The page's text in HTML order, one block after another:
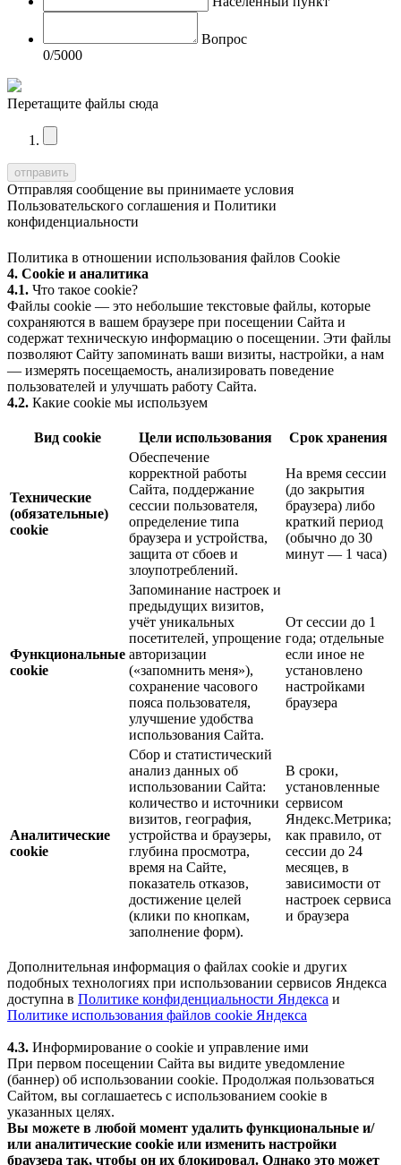
Вопрос
0/5000
Перетащите файлы сюда
Отправляя сообщение вы принимаете условия
Пользовательского соглашения и Политики
конфиденциальности
Политика в отношении использования файлов Cookie
4. Cookie и аналитика
4.1. Что такое cookie?
Файлы cookie — это небольшие текстовые файлы, которые
сохраняются в вашем браузере при посещении Сайта и
содержат техническую информацию о посещении. Эти файлы
позволяют Сайту запоминать ваши визиты, настройки, а нам
— измерять посещаемость, анализировать поведение
пользователей и улучшать работу Сайта.
4.2. Какие cookie мы используем
Вид cookie Цели использования Срок хранения
Технические
(обязательные)
cookie
Обеспечение
корректной работы
Сайта, поддержание
сессии пользователя,
определение типа
браузера и устройства,
защита от сбоев и
злоупотреблений.
На время сессии
(до закрытия
браузера) либо
краткий период
(обычно до 30
минут — 1 часа)
Функциональные
cookie
Запоминание настроек и
предыдущих визитов,
учёт уникальных
посетителей, упрощение
авторизации
(«запомнить меня»),
сохранение часового
пояса пользователя,
улучшение удобства
использования Сайта.
От сессии до 1
года; отдельные
если иное не
установлено
настройками
браузера
Аналитические
cookie
Сбор и статистический
анализ данных об
использовании Сайта:
количество и источники
визитов, география,
устройства и браузеры,
глубина просмотра,
время на Сайте,
показатель отказов,
достижение целей
(клики по кнопкам,
заполнение форм).
В сроки,
установленные
сервисом
Яндекс.Метрика;
как правило, от
сессии до 24
месяцев, в
зависимости от
настроек сервиса
и браузера
Дополнительная информация о файлах cookie и других
подобных технологиях при использовании сервисов Яндекса
доступна в Политике конфиденциальности Яндекса и
Политике использования файлов cookie Яндекса
4.3. Информирование о cookie и управление ими
При первом посещении Сайта вы видите уведомление
(баннер) об использовании cookie. Продолжая пользоваться
Сайтом, вы соглашаетесь с использованием cookie в
указанных целях.
Вы можете в любой момент удалить функциональные и/
или аналитические cookie или изменить настройки
браузера так, чтобы он их блокировал. Однако это может